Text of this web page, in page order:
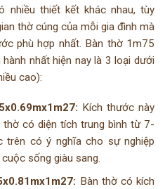
nhiều thiết kết khác nhau, tùy
thờ cúng của mỗi gia đình mà
phù hợp nhất. Bàn thờ 1m75
nhất hiện nay là 3 loại dưới
cao):
Kích thước này
có diện tích trung bình từ 7-
trên có ý nghĩa cho sự nghiệp
sống giàu sang.
Bàn thờ có kích